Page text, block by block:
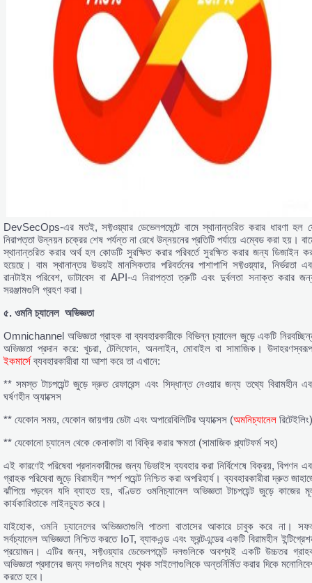
DevSecOps-এর মতই, সফ্টওয়্যার ডেভেলপমেন্টে বামে স্থানান্তরিত করার ধারণা হল
নিরাপত্তা উন্নয়ন চক্রের শেষ পর্যন্ত না রেখে উন্নয়নের প্রতিটি পর্যায়ে এম্বেড করা হয়।
স্থানান্তরিত করার অর্থ হল কোডটি সুরক্ষিত করার পরিবর্তে সুরক্ষিত করার জন্য ডিজাইন
হয়েছে। বাম স্থানান্তর উভয়ই মানসিকতার পরিবর্তনের পাশাপাশি সফ্টওয়্যার, নির্ভরতা
রানটাইম পরিবেশ, ডাটাবেস বা API-এ নিরাপত্তা ত্রুটি এবং দুর্বলতা সনাক্ত করার
সরঞ্জামগুলি গ্রহণ করা।
৫. ওমনিচ্যানেল অভিজ্ঞতা
Omnichannel অভিজ্ঞতা গ্রাহক বা ব্যবহারকারীকে বিভিন্ন চ্যানেল জুড়ে একটি
অভিজ্ঞতা প্রদান করে: খুচরা, টেলিফোন, অনলাইন, মোবাইল বা সামাজিক।
ইকমার্সেব্যবহারকারীরা যা আশা করে তা এখানে:
** সমস্ত টাচপয়েন্ট জুড়ে দ্রুত রেফারেন্স এবং সিদ্ধান্ত নেওয়ার জন্য তথ্যে বিরামহীন
ঘর্ষণহীন অ্যাক্সেস
** যেকোন সময়, যেকোন জায়গায় ডেটা এবং অপারেবিলিটির অ্যাক্সেস (অমনিচ্যানেল রিটেইলিং)
** যেকোনো চ্যানেল থেকে কেনাকাটা বা বিক্রি করার ক্ষমতা (সামাজিক প্ল্যাটফর্ম সহ)
এই কারণেই পরিষেবা প্রদানকারীদের জন্য ডিভাইস ব্যবহার করা নির্বিশেষে বিক্রয়, বিপণন
গ্রাহক পরিষেবা জুড়ে বিরামহীন স্পর্শ পয়েন্ট নিশ্চিত করা অপরিহার্য। ব্যবহারকারীরা দ্রুত
ঝাঁপিয়ে পড়বেন যদি ব্যাহত হয়, খণ্ডিত ওমনিচ্যানেল অভিজ্ঞতা টাচপয়েন্ট জুড়ে কাজের
কার্যকারিতাকে লাইনচ্যুত করে।
যাইহোক, ওমনি চ্যানেলের অভিজ্ঞতাগুলি পাতলা বাতাসের আকারে চাবুক করে না।
সর্বচ্যানেল অভিজ্ঞতা নিশ্চিত করতে IoT, ব্যাকএন্ড এবং ফ্রন্টএন্ডের একটি বিরামহীন
প্রয়োজন। এটির জন্য, সফ্টওয়্যার ডেভেলপমেন্ট দলগুলিকে অবশ্যই একটি উচ্চতর
অভিজ্ঞতা প্রদানের জন্য দলগুলির মধ্যে পৃথক সাইলোগুলিকে অন্তর্নির্মিত করার দিকে
করতে হবে।